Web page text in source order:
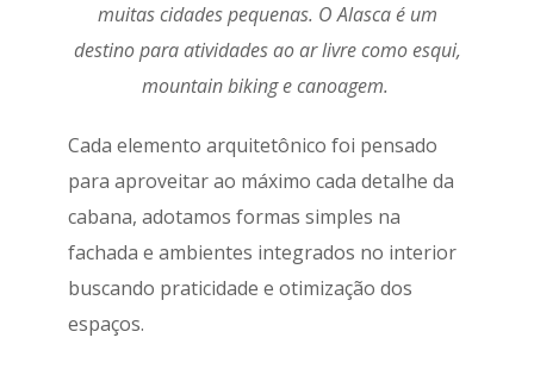
muitas cidades pequenas. O Alasca é um
destino para atividades ao ar livre como esqui,
mountain biking e canoagem.
Cada elemento arquitetônico foi pensado
para aproveitar ao máximo cada detalhe da
cabana, adotamos formas simples na
fachada e ambientes integrados no interior
buscando praticidade e otimização dos
espaços.